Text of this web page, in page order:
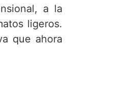
a la
ligeros.
que ahora